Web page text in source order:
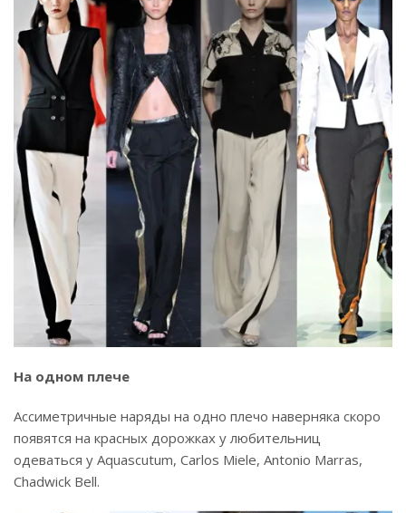
На одном плече
Ассиметричные наряды на одно плечо наверняка скоро
появятся на красных дорожках у любительниц
одеваться у Aquascutum, Carlos Miele, Antonio Marras,
Chadwick Bell.